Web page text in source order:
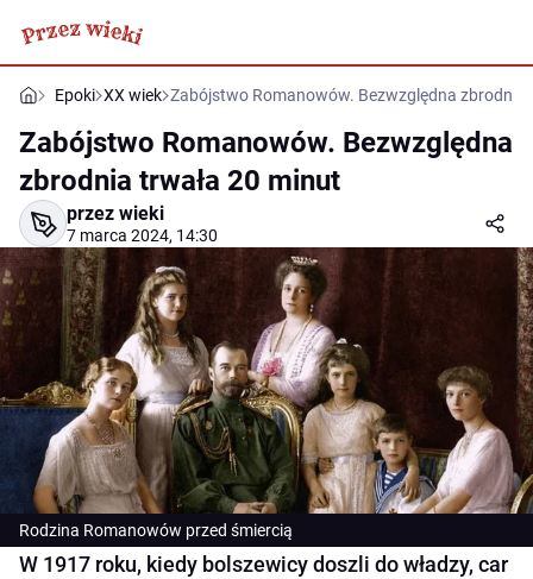
Epoki XX wiek Zabójstwo Romanowów. Bezwzględna zbrodnia
Zabójstwo Romanowów. Bezwzględna
zbrodnia trwała 20 minut
przez wieki
7 marca 2024, 14:30
Rodzina Romanowów przed śmiercią
W 1917 roku, kiedy bolszewicy doszli do władzy, car